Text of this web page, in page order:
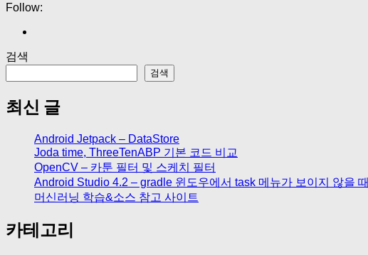
Follow:
검색
검색
최신 글
Android Jetpack – DataStore
Joda time, ThreeTenABP 기본 코드 비교
OpenCV – 카툰 필터 및 스케치 필터
Android Studio 4.2 – gradle 윈도우에서 task 메뉴가 보이지 않을 때
머신러닝 학습&소스 참고 사이트
카테고리